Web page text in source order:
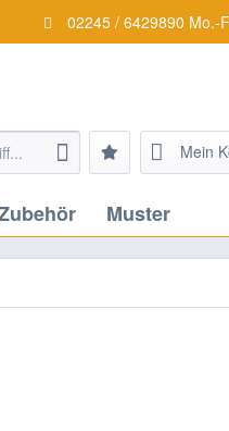
02245 / 6429890 Mo.-
Mein
Muster